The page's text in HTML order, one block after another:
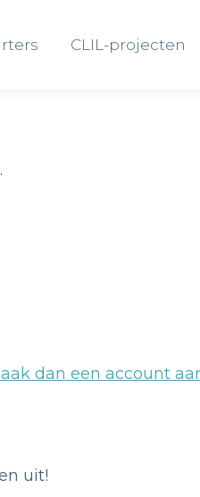
CLIL-projecten
dan een account
uit!
CLIL-projecten